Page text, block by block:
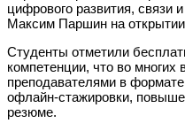
цифрового развития,
Максим Паршин на
Студенты отметили
компетенции, что во многих
преподавателями в
офлайн-стажировки,
резюме.